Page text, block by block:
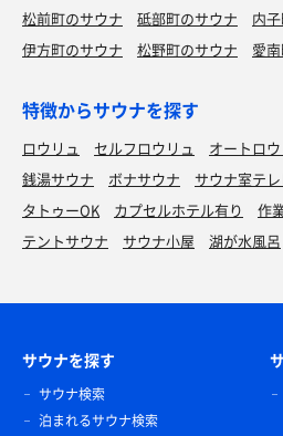
松前町のサウナ
砥部町のサウナ
内
伊方町のサウナ
松野町のサウナ 愛
特徴からサウナを探す
ロウリュ セルフロウリュ オートロ
銭湯サウナ
ボナサウナ サウナ室テ
タトゥーOK
カプセルホテル有り
作
テントサウナ
サウナ小屋 湖が水風呂
サウナを探す
サウナ検索
泊まれるサウナ検索